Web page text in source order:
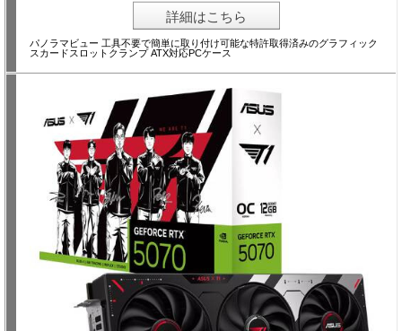
詳細はこちら
パノラマビュー 工具不要で簡単に取り付け可能な特許取得済みのグラフィック
スカードスロットクランプ ATX対応PCケース